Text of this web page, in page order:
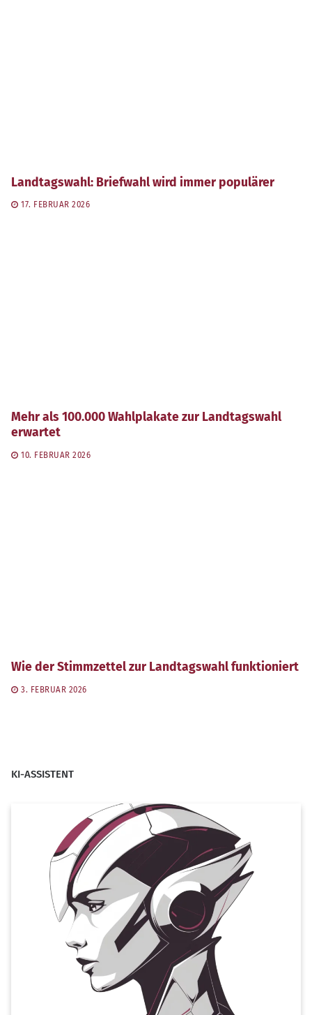
Landtagswahl: Briefwahl wird immer populärer
17. FEBRUAR 2026
Mehr als 100.000 Wahlplakate zur Landtagswahl
erwartet
10. FEBRUAR 2026
Wie der Stimmzettel zur Landtagswahl funktioniert
3. FEBRUAR 2026
KI-ASSISTENT